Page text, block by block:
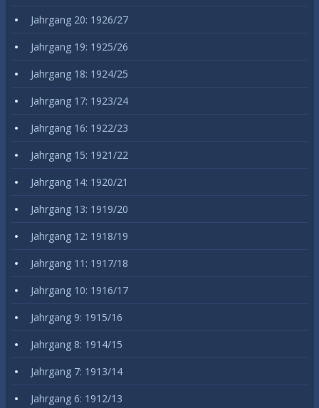
Jahrgang 20: 1926/27
Jahrgang 19: 1925/26
Jahrgang 18: 1924/25
Jahrgang 17: 1923/24
Jahrgang 16: 1922/23
Jahrgang 15: 1921/22
Jahrgang 14: 1920/21
Jahrgang 13: 1919/20
Jahrgang 12: 1918/19
Jahrgang 11: 1917/18
Jahrgang 10: 1916/17
Jahrgang 9: 1915/16
Jahrgang 8: 1914/15
Jahrgang 7: 1913/14
Jahrgang 6: 1912/13